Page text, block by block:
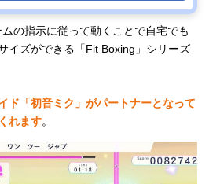
の指示に従って動くことで自宅でも
イズができる「Fit Boxing」シリーズ
ド「初音ミク」がパートナーとなって
れます。